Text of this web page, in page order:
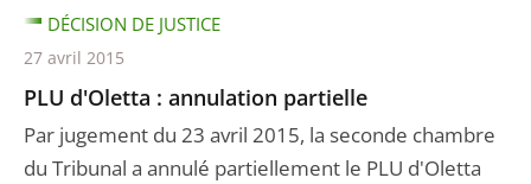
PLU d'Oletta : annulation partielle
Par jugement du 23 avril 2015, la seconde chambre
du Tribunal a annulé partiellement le PLU d'Oletta
DÉCISION DE JUSTICE
27 avril 2015